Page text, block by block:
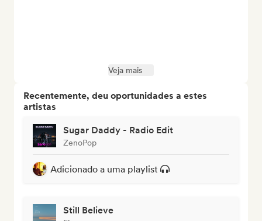
Veja mais
Recentemente, deu oportunidades a estes
artistas
Sugar Daddy - Radio Edit
ZenoPop
Adicionado a uma playlist
Still Believe